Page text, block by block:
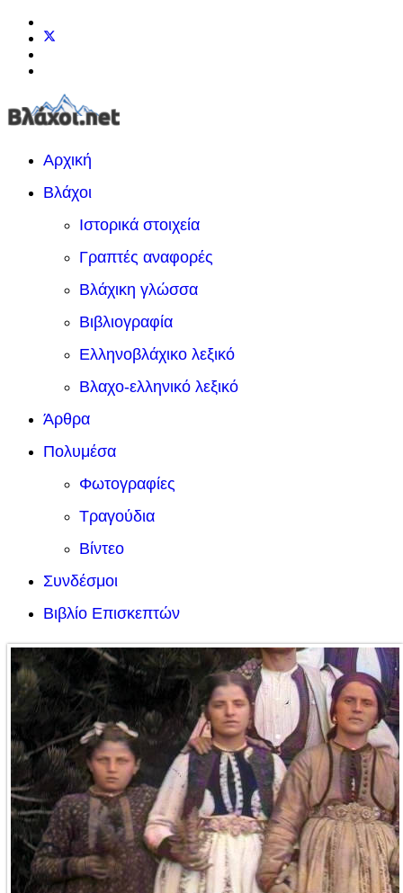
Αρχική
Βλάχοι
Ιστορικά στοιχεία
Γραπτές αναφορές
Βλάχικη γλώσσα
Βιβλιογραφία
Ελληνοβλάχικο λεξικό
Βλαχο-ελληνικό λεξικό
Άρθρα
Πολυμέσα
Φωτογραφίες
Τραγούδια
Βίντεο
Συνδέσμοι
Βιβλίο Επισκεπτών